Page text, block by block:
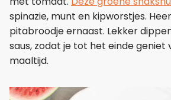
spinazie, munt en kipworstjes.
pitabroodje ernaast. Lekker
saus, zodat je tot het einde geniet
maaltijd.